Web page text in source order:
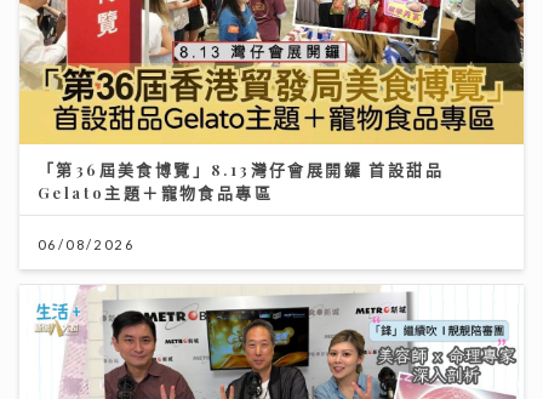
「第36屆美食博覽」8.13灣仔會展開鑼 首設甜品
Gelato主題＋寵物食品專區
06/08/2026